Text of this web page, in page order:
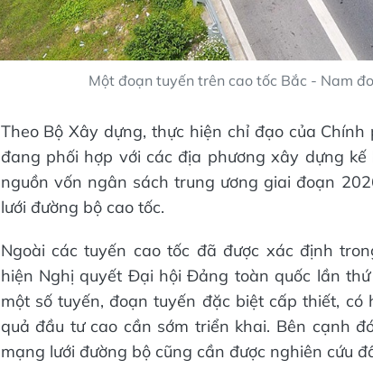
Một đoạn tuyến trên cao tốc Bắc - Nam
Theo Bộ Xây dựng, thực hiện chỉ đạo của
đang phối hợp với các địa phương xây dựng
nguồn vốn ngân sách trung ương giai đoạn
lưới đường bộ cao tốc.
Ngoài các tuyến cao tốc đã được xác định
hiện Nghị quyết Đại hội Đảng toàn quốc lần
một số tuyến, đoạn tuyến đặc biệt cấp thiết,
quả đầu tư cao cần sớm triển khai. Bên cạnh
mạng lưới đường bộ cũng cần được nghiên cứu